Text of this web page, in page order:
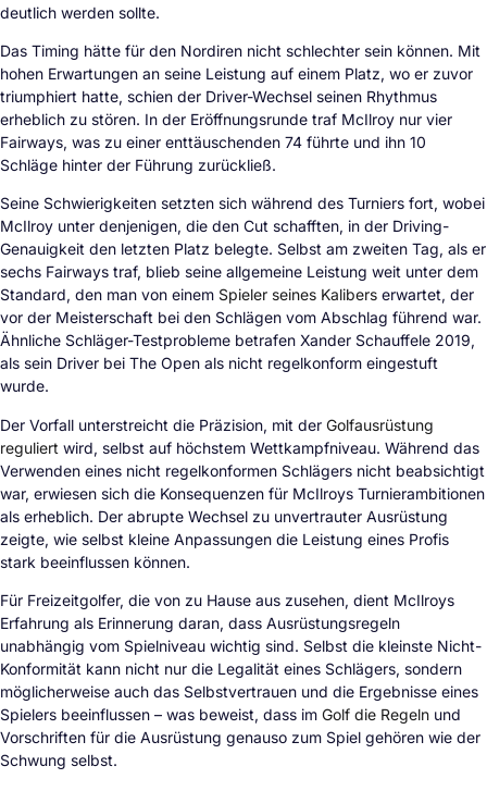
deutlich werden sollte.
Das Timing hätte für den Nordiren nicht schlechter sein können. Mit
hohen Erwartungen an seine Leistung auf einem Platz, wo er zuvor
triumphiert hatte, schien der Driver-Wechsel seinen Rhythmus
erheblich zu stören. In der Eröffnungsrunde traf McIlroy nur vier
Fairways, was zu einer enttäuschenden 74 führte und ihn 10
Schläge hinter der Führung zurückließ.
Seine Schwierigkeiten setzten sich während des Turniers fort, wobei
McIlroy unter denjenigen, die den Cut schafften, in der Driving-
Genauigkeit den letzten Platz belegte. Selbst am zweiten Tag, als er
sechs Fairways traf, blieb seine allgemeine Leistung weit unter dem
Standard, den man von einem Spieler seines Kalibers erwartet, der
vor der Meisterschaft bei den Schlägen vom Abschlag führend war.
Ähnliche Schläger-Testprobleme betrafen Xander Schauffele 2019,
als sein Driver bei The Open als nicht regelkonform eingestuft
wurde.
Der Vorfall unterstreicht die Präzision, mit der Golfausrüstung
reguliert wird, selbst auf höchstem Wettkampfniveau. Während das
Verwenden eines nicht regelkonformen Schlägers nicht beabsichtigt
war, erwiesen sich die Konsequenzen für McIlroys Turnierambitionen
als erheblich. Der abrupte Wechsel zu unvertrauter Ausrüstung
zeigte, wie selbst kleine Anpassungen die Leistung eines Profis
stark beeinflussen können.
Für Freizeitgolfer, die von zu Hause aus zusehen, dient McIlroys
Erfahrung als Erinnerung daran, dass Ausrüstungsregeln
unabhängig vom Spielniveau wichtig sind. Selbst die kleinste Nicht-
Konformität kann nicht nur die Legalität eines Schlägers, sondern
möglicherweise auch das Selbstvertrauen und die Ergebnisse eines
Spielers beeinflussen – was beweist, dass im Golf die Regeln und
Vorschriften für die Ausrüstung genauso zum Spiel gehören wie der
Schwung selbst.